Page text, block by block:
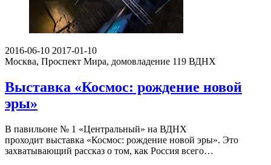
2016-06-10 2017-01-10
Москва, Проспект Мира, домовладение 119 ВДНХ
Выставка «Космос: рождение новой
эры»
В павильоне № 1 «Центральный» на ВДНХ
проходит выставка «Космос: рождение новой эры». Это
захватывающий рассказ о том, как Россия всего…